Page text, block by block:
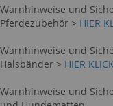
Warnhinweise und
Pferdezubehör > HIER
Warnhinweise und
Halsbänder > HIER
Warnhinweise und